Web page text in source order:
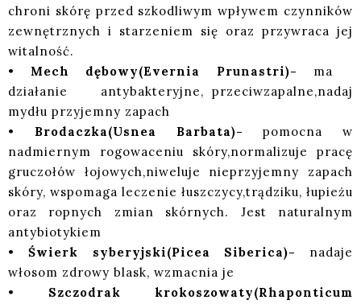
chroni skórę przed szkodliwym wpływem czynników
zewnętrznych i starzeniem się oraz przywraca jej
witalność.
• Mech dębowy(Evernia Prunastri)- ma
działanie antybakteryjne, przeciwzapalne,nadaj
mydłu przyjemny zapach
• Brodaczka(Usnea Barbata)- pomocna w
nadmiernym rogowaceniu skóry,normalizuje pracę
gruczołów łojowych,niweluje nieprzyjemny zapach
skóry, wspomaga leczenie łuszczycy,trądziku, łupieżu
oraz ropnych zmian skórnych. Jest naturalnym
antybiotykiem
•Świerk syberyjski(Picea Siberica)- nadaje
włosom zdrowy blask, wzmacnia je
• Szczodrak krokoszowaty(Rhaponticum